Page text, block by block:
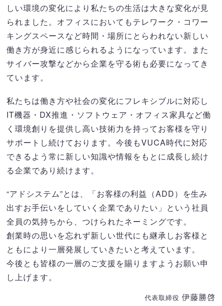
しい環境の変化により私たちの生活は大きな変化が見
られました。オフィスにおいてもテレワーク・コワー
キングスペースなど時間・場所にとらわれない新しい
働き方が身近に感じられるようになっています。また
サイバー攻撃などから企業を守る術も必要になってき
ています。
私たちは働き方や社会の変化にフレキシブルに対応し
IT機器・DX推進・ソフトウェア・オフィス家具など働
く環境創りを提供し高い技術力を持ってお客様を守り
サポートし続けております。今後もVUCA時代に対応
できるよう常に新しい知識や情報をもとに成長し続け
る企業であり続けます。
“アドシステム”とは、「お客様の利益（ADD）を生み
出すお手伝いをしていく企業でありたい」という社員
全員の気持ちから、つけられたネーミングです。
創業時の思いを忘れず新しい世代にも継承しお客様と
ともにより一層発展していきたいと考えています。
今後とも皆様の一層のご支援を賜りますようお願い申
し上げます。
代表取締役 伊藤勝啓